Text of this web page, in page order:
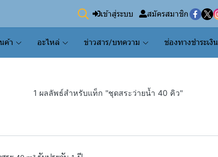
เข้าสู่ระบบ สมัครสมาชิก
ค้า อะไหล่ ข่าวสาร/บทความ ช่องทางชำระเงิน
1 ผลลัพธ์สำหรับแท็ก "ชุดสระว่ายน้ำ 40 คิว"